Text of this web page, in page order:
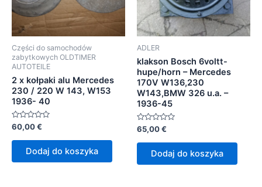
Części do samochodów
zabytkowych OLDTIMER
AUTOTEILE
2 x kołpaki alu Mercedes
230 / 220 W 143, W153
1936- 40
Oceniono
0
na
60,00€
Dodaj do koszyka
ADLER
klakson Bosch 6voltt-
hupe/horn – Mercedes
170V W136,230
W143,BMW 326 u.a. –
1936-45
Oceniono
0
na
65,00€
Dodaj do koszyka